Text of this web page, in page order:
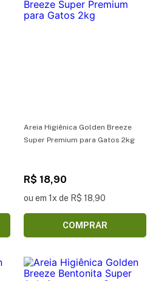
Areia Higiênica Golden Breeze
Super Premium para Gatos 2kg
R$ 18,90
ou em 1x de R$ 18,90
COMPRAR